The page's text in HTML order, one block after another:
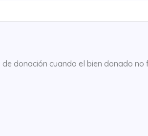
donación cuando el bien donado